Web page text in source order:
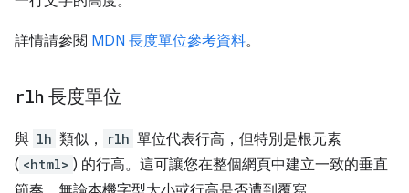
詳情請參閱 MDN 長度單位參考資料。
rlh 長度單位
與 lh 類似， rlh 單位代表行高，但特別是根元素
( <html> ) 的行高。這可讓您在整個網頁中建立一致的垂直